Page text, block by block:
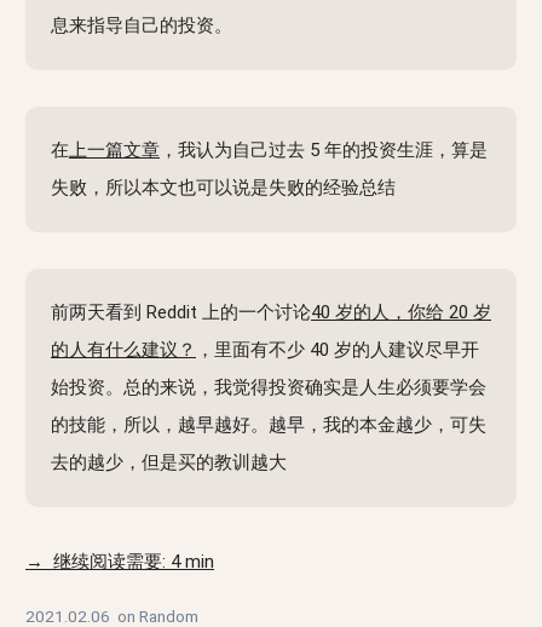
息来指导自己的投资。
在 上一篇文章 ，我认为自己过去 5 年的投资生涯，算是
失败，所以本文也可以说是失败的经验总结
前两天看到 Reddit 上的一个讨论40 岁的人，你给 20 岁
的人有什么建议？ ，里面有不少 40 岁的人建议尽早开
始投资。总的来说，我觉得投资确实是人生必须要学会
的技能，所以，越早越好。越早，我的本金越少，可失
去的越少，但是买的教训越大
→ 继续阅读需要: 4 min
2021.02.06 on Random